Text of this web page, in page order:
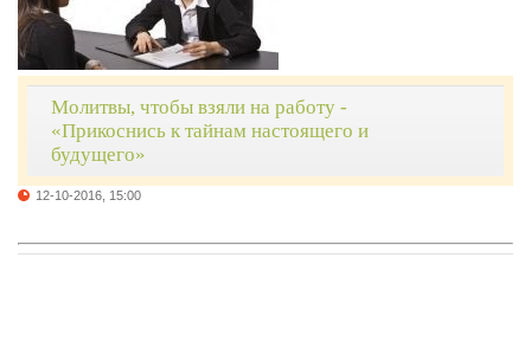
Молитвы, чтобы взяли на работу -
«Прикоснись к тайнам настоящего и
будущего»
12-10-2016, 15:00